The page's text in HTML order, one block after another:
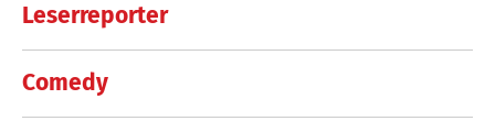
Leserreporter
Comedy